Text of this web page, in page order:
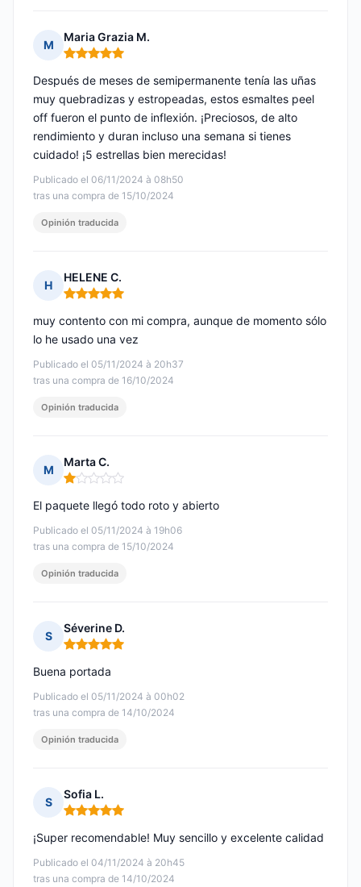
M
Maria Grazia M.
Nota: 5 de 5
Publicado el 06/11/2024 à 08h50
tras una compra de 15/10/2024
Después de meses de semipermanente tenía las uñas
muy quebradizas y estropeadas, estos esmaltes peel
off fueron el punto de inflexión. ¡Preciosos, de alto
rendimiento y duran incluso una semana si tienes
cuidado! ¡5 estrellas bien merecidas!
Opinión traducida
H
HELENE C.
Nota: 5 de 5
Publicado el 05/11/2024 à 20h37
tras una compra de 16/10/2024
muy contento con mi compra, aunque de momento sólo
lo he usado una vez
Opinión traducida
M
Marta C.
Nota: 1 de 5
Publicado el 05/11/2024 à 19h06
tras una compra de 15/10/2024
El paquete llegó todo roto y abierto
Opinión traducida
S
Séverine D.
Nota: 5 de 5
Publicado el 05/11/2024 à 00h02
tras una compra de 14/10/2024
Buena portada
Opinión traducida
S
Sofia L.
Nota: 5 de 5
Publicado el 04/11/2024 à 20h45
tras una compra de 14/10/2024
¡Super recomendable! Muy sencillo y excelente calidad